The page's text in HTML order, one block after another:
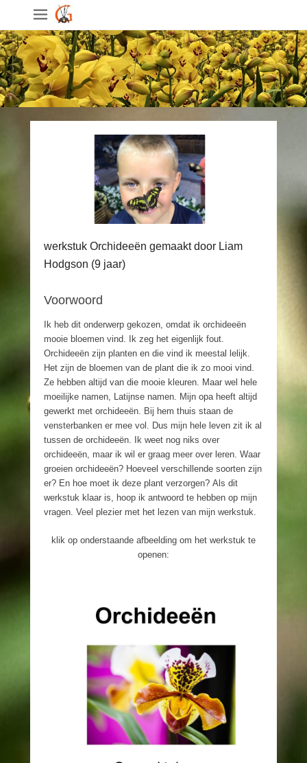
werkstuk Orchideeën gemaakt door Liam
Hodgson (9 jaar)
Voorwoord
Ik heb dit onderwerp gekozen, omdat ik orchideeën
mooie bloemen vind. Ik zeg het eigenlijk fout.
Orchideeën zijn planten en die vind ik meestal lelijk.
Het zijn de bloemen van de plant die ik zo mooi vind.
Ze hebben altijd van die mooie kleuren. Maar wel hele
moeilijke namen, Latijnse namen. Mijn opa heeft altijd
gewerkt met orchideeën. Bij hem thuis staan de
vensterbanken er mee vol. Dus mijn hele leven zit ik al
tussen de orchideeën. Ik weet nog niks over
orchideeën, maar ik wil er graag meer over leren. Waar
groeien orchideeën? Hoeveel verschillende soorten zijn
er? En hoe moet ik deze plant verzorgen? Als dit
werkstuk klaar is, hoop ik antwoord te hebben op mijn
vragen. Veel plezier met het lezen van mijn werkstuk.
klik op onderstaande afbeelding om het werkstuk te
openen: